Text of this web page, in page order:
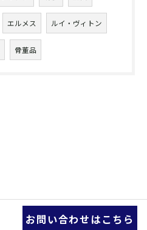
エルメス ルイ・ヴィトン
骨董品
お問い合わせはこちら